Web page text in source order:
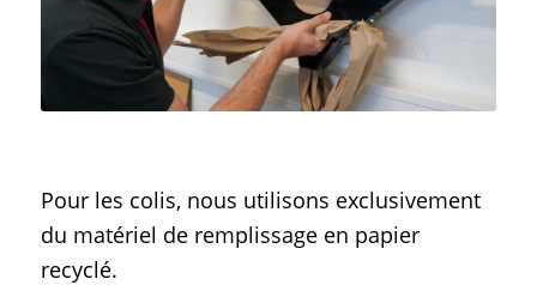
Pour les colis, nous utilisons exclusivement
du matériel de remplissage en papier
recyclé.